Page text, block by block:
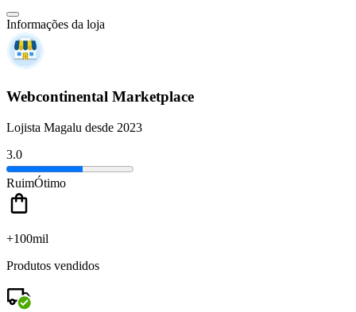
Informações da loja
Webcontinental Marketplace
Lojista Magalu desde 2023
3.0
RuimÓtimo
+100mil
Produtos vendidos